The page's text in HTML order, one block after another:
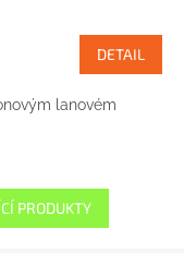
DETAIL
lanovém
PRODUKTY